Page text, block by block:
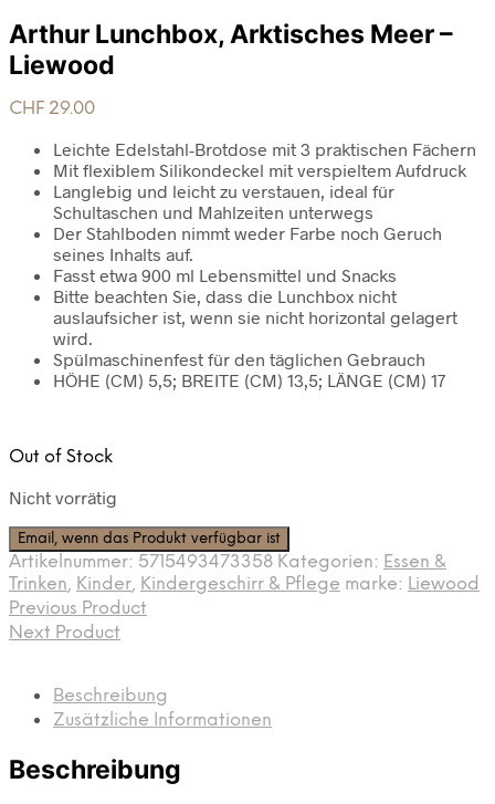
Arthur Lunchbox, Arktisches Meer –
Liewood
CHF 29.00
Leichte Edelstahl-Brotdose mit 3 praktischen Fächern
Mit flexiblem Silikondeckel mit verspieltem Aufdruck
Langlebig und leicht zu verstauen, ideal für
Schultaschen und Mahlzeiten unterwegs
Der Stahlboden nimmt weder Farbe noch Geruch
seines Inhalts auf.
Fasst etwa 900 ml Lebensmittel und Snacks
Bitte beachten Sie, dass die Lunchbox nicht
auslaufsicher ist, wenn sie nicht horizontal gelagert
wird.
Spülmaschinenfest für den täglichen Gebrauch
HÖHE (CM) 5,5; BREITE (CM) 13,5; LÄNGE (CM) 17
Out of Stock
Nicht vorrätig
Email, wenn das Produkt verfügbar ist
Artikelnummer: 5715493473358 Kategorien: Essen &
Trinken, Kinder, Kindergeschirr & Pflege marke: Liewood
Previous Product
Next Product
Beschreibung
Zusätzliche Informationen
Beschreibung